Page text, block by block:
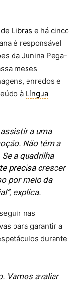
de Libras e há cinco
é responsável
da Junina Pega-
meses
enredos e
à Língua
a uma
Não têm a
a quadrilha
precisacrescer
por meio da
explica.
nas
para garantir a
durante
Vamos avaliar